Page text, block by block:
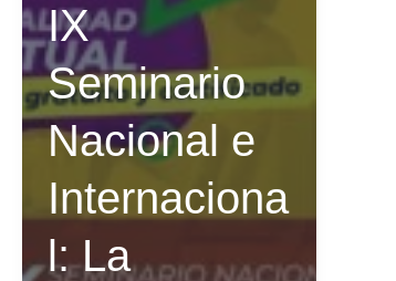
IX
Seminario
Nacional e
Internaciona
l: La